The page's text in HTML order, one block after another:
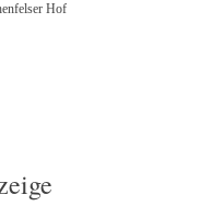
Hof